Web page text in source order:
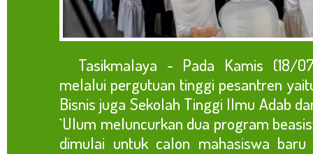
Tasikmalaya - Pada Kamis (18/
melalui pergutuan tinggi pesantren
Bisnis juga Sekolah Tinggi Ilmu Adab
`Ulum meluncurkan dua program
dimulai untuk calon mahasiswa